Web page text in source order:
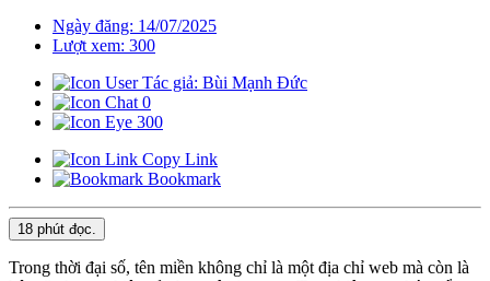
Ngày đăng: 14/07/2025
Lượt xem: 300
Tác giả: Bùi Mạnh Đức
0
300
Copy Link
Bookmark
18 phút đọc.
Trong thời đại số, tên miền không chỉ là một địa chỉ web mà còn là